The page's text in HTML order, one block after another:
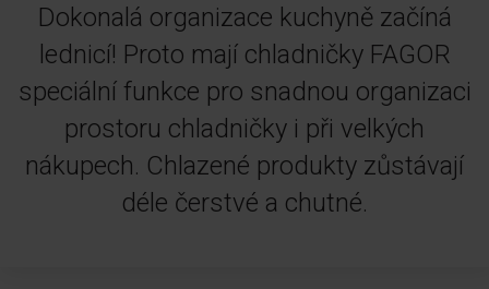
Dokonalá organizace kuchyně začíná
lednicí! Proto mají chladničky FAGOR
speciální funkce pro snadnou organizaci
prostoru chladničky i při velkých
nákupech. Chlazené produkty zůstávají
déle čerstvé a chutné.